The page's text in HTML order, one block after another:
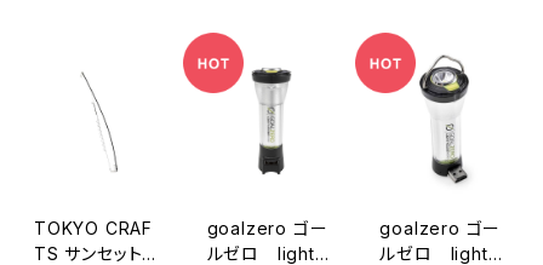
TOKYO CRAF
TS サンセットハ
goalzero ゴー
ルゼロ lighth
goalzero ゴー
ルゼロ lighth